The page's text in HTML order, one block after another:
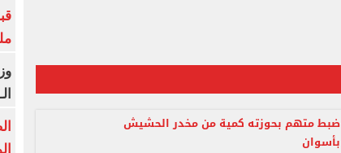
ضبط متهم بحوزته كمية من مخدر الحشيش
بأسوان
الـ40.. وتطلق مبادرة دعم الخبرات